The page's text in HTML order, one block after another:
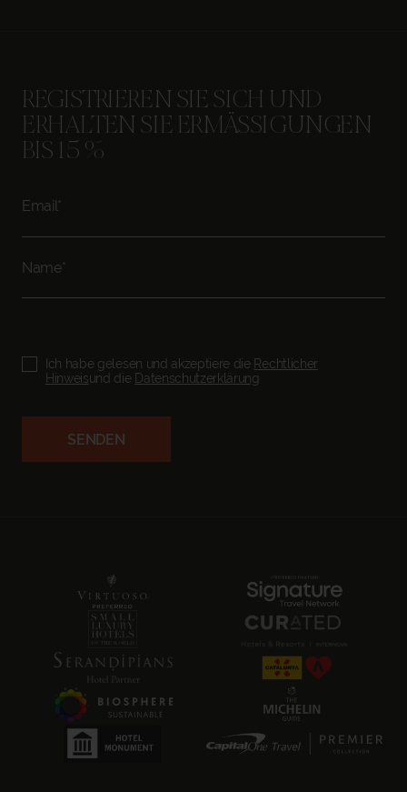
REGISTRIEREN SIE SICH UND
ERHALTEN SIE ERMÄSSIGUNGEN B
IS 15 %
Ich habe gelesen und akzeptiere die Rechtlicher
Hinweisund die Datenschutzerklärung
SENDEN